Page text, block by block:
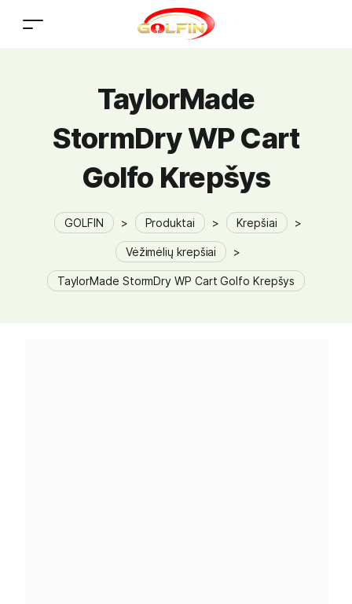
TaylorMade
StormDry WP Cart
Golfo Krepšys
GOLFIN > Produktai > Krepšiai >
Vėžimėlių krepšiai >
TaylorMade StormDry WP Cart Golfo Krepšys